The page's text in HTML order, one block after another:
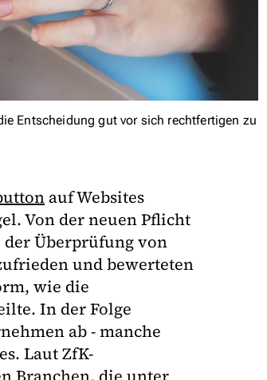
Entscheidung gut vor sich rechtfertigen zu
auf Websites
Von der neuen Pflicht
Überprüfung von
und bewerteten
wie die
In der Folge
ab - manche
Laut ZfK-